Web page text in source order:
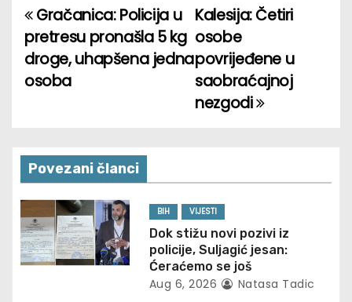
P
o
s
n
a
v
i
Kalesija: Četiri
osobe
povrijeđene u
saobraćajnoj
nezgodi
Gračanica: Policija u
pretresu pronašla 5 kg
droge, uhapšena jedna
osoba
Povezani članci
BIH VIJESTI
Dok stižu novi pozivi iz
policije, Suljagić jesan:
Ćeraćemo se još
Aug 6, 2026 Natasa Tadic